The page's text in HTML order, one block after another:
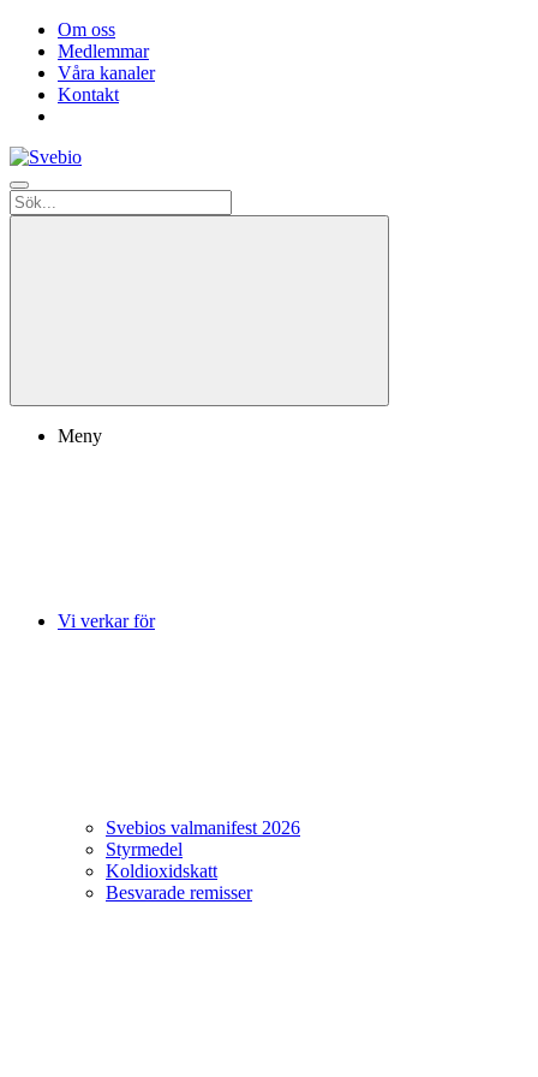
Om oss
Medlemmar
Våra kanaler
Kontakt
Meny
Vi verkar för
Svebios valmanifest 2026
Styrmedel
Koldioxidskatt
Besvarade remisser